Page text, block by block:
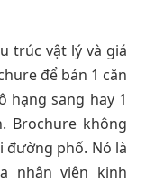
trúc vật lý và giá
để bán 1 căn
hạng sang hay 1
Brochure không
đường phố. Nó là
nhân viên kinh